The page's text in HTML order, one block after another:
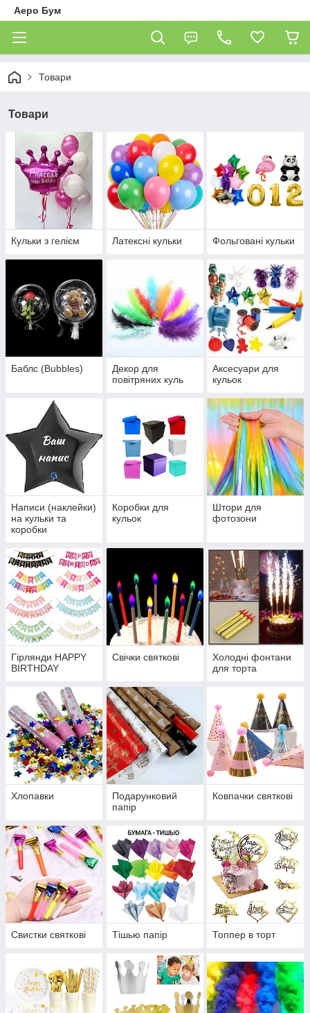
Аеро Бум
Товари
Товари
Кульки з гелієм Латексні кульки Фольговані кульки
Баблс (Bubbles)
Декор для
повітряних куль
Аксесуари для
кульок
Написи (наклейки)
на кульки та
коробки
Коробки для
кульок
Штори для
фотозони
Гірлянди HAPPY
BIRTHDAY
Свічки святкові
Холодні фонтани
для торта
Хлопавки
Подарунковий
папір
Ковпачки святкові
Свистки святкові Тішью папір Топпер в торт